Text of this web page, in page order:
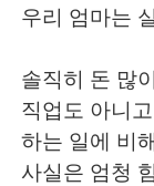
우리 엄마는
솔직히 돈 많
직업도 아니고
하는 일에 비
사실은 엄청